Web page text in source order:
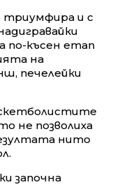
триумфира и с
по-късен етап
на
печелейки
не позволиха
нито
започна